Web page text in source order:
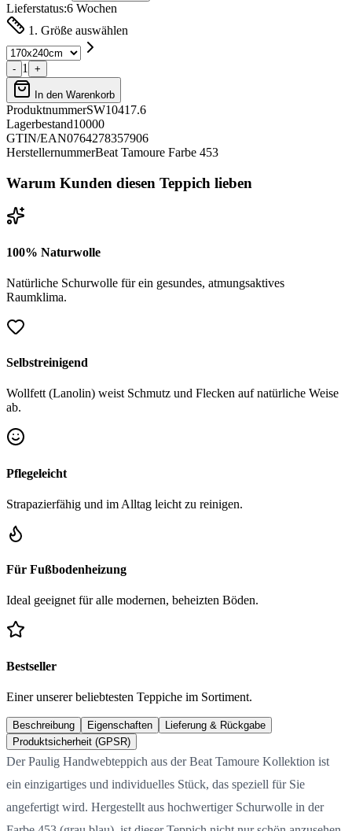
Lieferstatus:6 Wochen
1. Größe auswählen
- 1 +
In den Warenkorb
ProduktnummerSW10417.6
Lagerbestand10000
GTIN/EAN0764278357906
HerstellernummerBeat Tamoure Farbe 453
Warum Kunden diesen Teppich lieben
100% Naturwolle
Natürliche Schurwolle für ein gesundes, atmungsaktives
Raumklima.
Selbstreinigend
Wollfett (Lanolin) weist Schmutz und Flecken auf natürliche Weise
ab.
Pflegeleicht
Strapazierfähig und im Alltag leicht zu reinigen.
Für Fußbodenheizung
Ideal geeignet für alle modernen, beheizten Böden.
Bestseller
Einer unserer beliebtesten Teppiche im Sortiment.
Beschreibung Eigenschaften
Lieferung & Rückgabe
Produktsicherheit (GPSR)
Der Paulig Handwebteppich aus der Beat Tamoure Kollektion ist
ein einzigartiges und individuelles Stück, das speziell für Sie
angefertigt wird. Hergestellt aus hochwertiger Schurwolle in der